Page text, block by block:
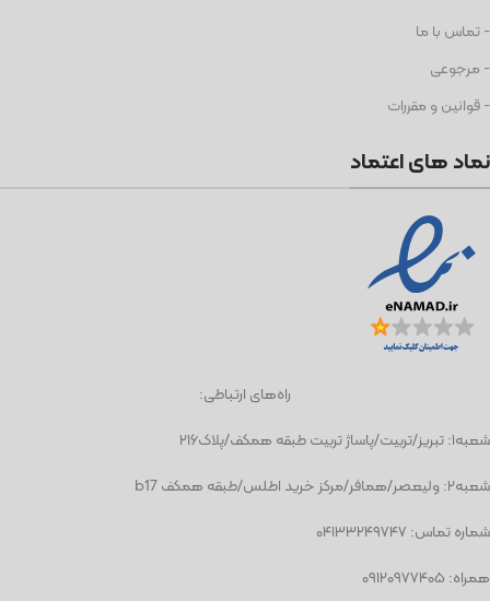
- تماس با ما
- مرجوعی
- قوانین و مقررات
نماد های اعتماد
راه‌های ارتباطی:
شعبه١: تبریز/تربیت/پاساژ تربیت طبقه همکف/پلاک۲۱۶
شعبه٢: ولیعصر/همافر/مرکز خرید اطلس/طبقه همکف b17
شماره تماس: ۰۴۱۳۳۲۴۹۷۴۷
همراه: ۰۹۱۲۰۹۷۷۴۰۵